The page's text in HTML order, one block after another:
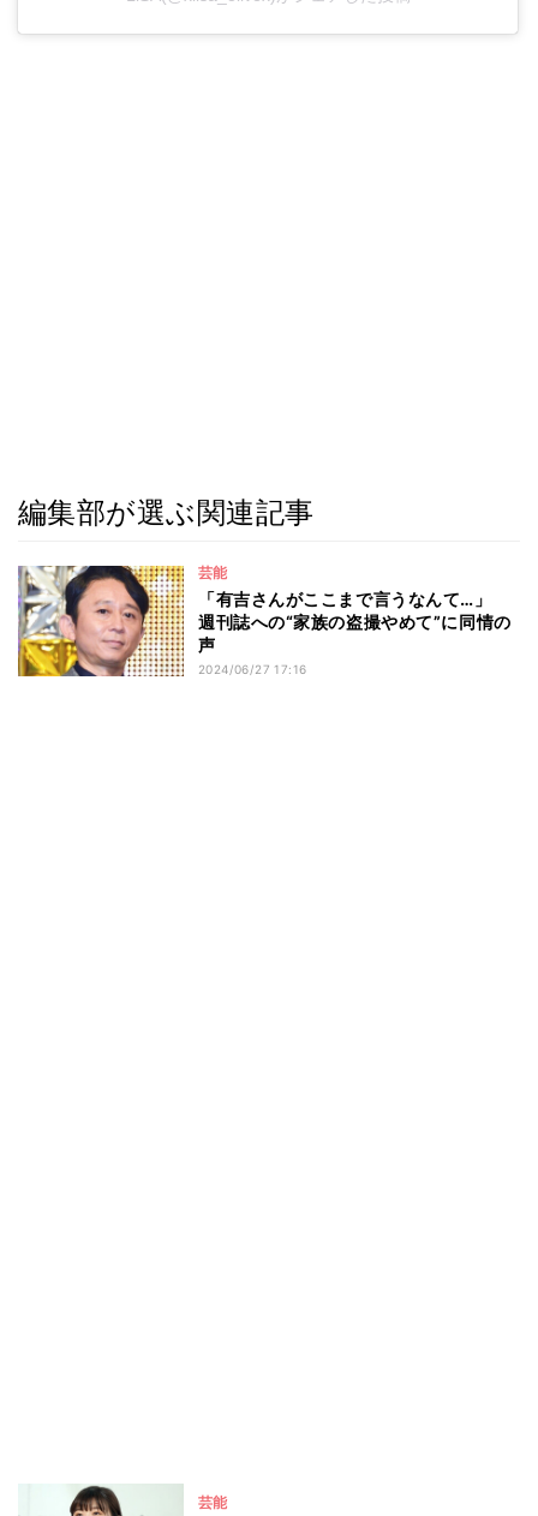
編集部が選ぶ関連記事
芸能
「有吉さんがここまで言うなんて…」
週刊誌への“家族の盗撮やめて”に同情の
声
2024/06/27 17:16
芸能